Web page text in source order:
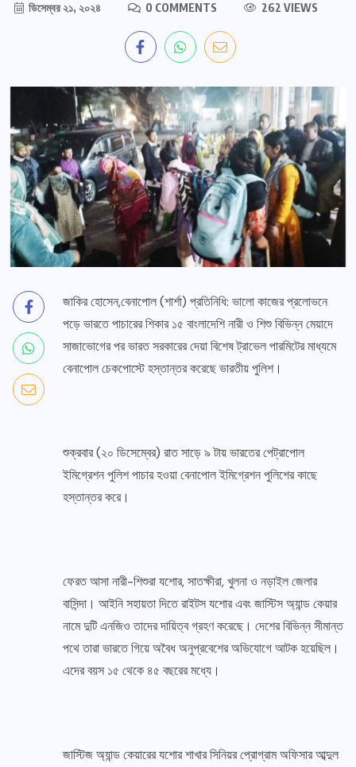
ডিসেম্বর ২১, ২০২৪ 0 COMMENTS 262 VIEWS
জাকির হোসেন,বেনাপোল (শার্শা) প্রতিনিধি: ভালো কাজের প্রলোভনে
পড়ে ভারতে পাচারের শিকার ১৫ বাংলাদেশি নারী ও শিশু বিভিন্ন মেয়াদে
সাজাভোগের পর ভারত সরকারের দেয়া বিশেষ ট্রাভেল পারমিটের মাধ্যমে
বেনাপোল চেকপোস্টে হস্তান্তর করেছে ভারতীয় পুলিশ।
শুক্রবার (২০ ডিসেম্বের) রাত সাড়ে ৯ টায় ভারতের পেট্রাপোল
ইমিগ্রেশন পুলিশ পাচার হওয়া বেনাপোল ইমিগ্রেশন পুলিশের কাছে
হস্তান্তর করে।
ফেরত আসা নারী-শিশুরা যশোর, সাতক্ষীরা, খুলনা ও নড়াইল জেলার
বাসিন্দা। আইনি সহায়তা দিতে রাইটস যশোর এবং জাস্টিস অ্যান্ড কেয়ার
নামে দুটি এনজিও তাদের দায়িত্ব গ্রহণ করেছে। দেশের বিভিন্ন সীমান্ত
পথে তারা ভারতে গিয়ে অবৈধ অনুপ্রবেশের অভিযোগে আটক হয়েছিল।
এদের বয়স ১৫ থেকে ৪৫ বছরের মধ্যে।
জাস্টিজ অ্যান্ড কেয়ারের যশোর শাখার সিনিয়র প্রোগ্রাম অফিসার আব্দুল